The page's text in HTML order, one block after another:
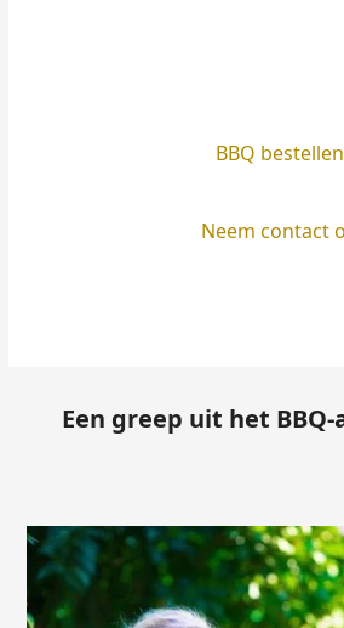
BBQ bestellen
Neem contact
Een greep uit het
Use
the
left